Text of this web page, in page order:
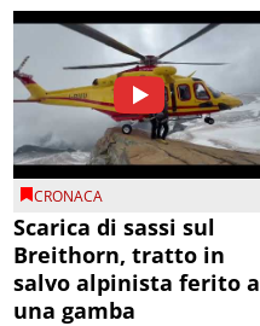
CRONACA
Scarica di sassi sul
Breithorn, tratto in
salvo alpinista ferito a
una gamba